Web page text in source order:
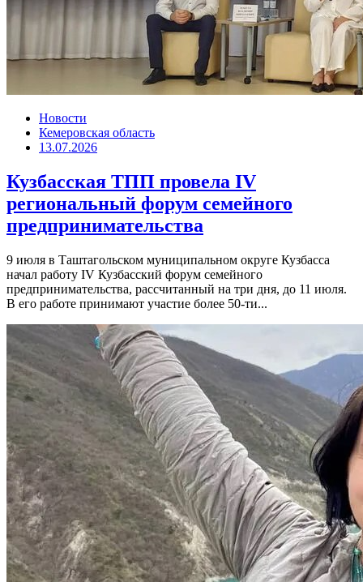
Новости
Кемеровская область
13.07.2026
Кузбасская ТПП провела IV
региональный форум семейного
предпринимательства
9 июля в Таштагольском муниципальном округе Кузбасса
начал работу IV Кузбасский форум семейного
предпринимательства, рассчитанный на три дня, до 11 июля.
В его работе принимают участие более 50-ти...